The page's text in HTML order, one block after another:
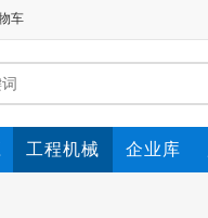
车
工程机械 企业库